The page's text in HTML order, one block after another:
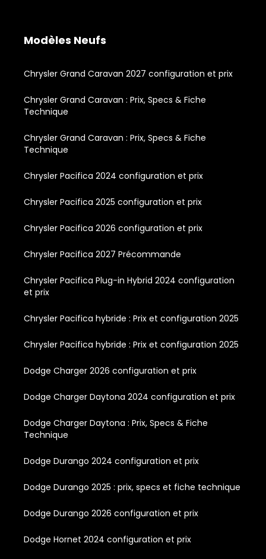
Modèles Neufs
Chrysler Grand Caravan 2027 configuration et prix
Chrysler Grand Caravan : Prix, Specs & Fiche
Technique
Chrysler Grand Caravan : Prix, Specs & Fiche
Technique
Chrysler Pacifica 2024 configuration et prix
Chrysler Pacifica 2025 configuration et prix
Chrysler Pacifica 2026 configuration et prix
Chrysler Pacifica 2027 Précommande
Chrysler Pacifica Plug-in Hybrid 2024 configuration
et prix
Chrysler Pacifica hybride : Prix et configuration 2025
Chrysler Pacifica hybride : Prix et configuration 2025
Dodge Charger 2026 configuration et prix
Dodge Charger Daytona 2024 configuration et prix
Dodge Charger Daytona : Prix, Specs & Fiche
Technique
Dodge Durango 2024 configuration et prix
Dodge Durango 2025 : prix, specs et fiche technique
Dodge Durango 2026 configuration et prix
Dodge Hornet 2024 configuration et prix